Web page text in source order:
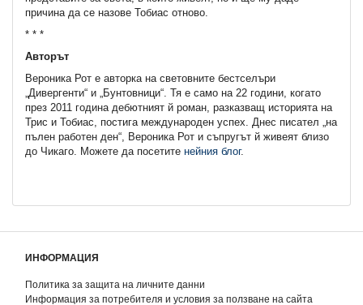
причина да се назове Тобиас отново.
* * *
Авторът
Вероника Рот е авторка на световните бестселъри
„Дивергенти“ и „Бунтовници“. Тя е само на 22 години, когато
през 2011 година дебютният й роман, разказващ историята на
Трис и Тобиас, постига международен успех. Днес писател „на
пълен работен ден“, Вероника Рот и съпругът й живеят близо
до Чикаго. Можете да посетите нейния блог.
ИНФОРМАЦИЯ
Политика за защита на личните данни
Информация за потребителя и условия за ползване на сайта